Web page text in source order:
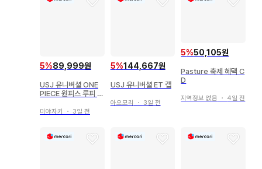
5%89,999원
USJ 유니버셜 ONE
PIECE 원피스 루피 밀
미야자키 ・ 3일 전
5%144,667원
USJ 유니버셜 ET 캡
아오모리 ・ 3일 전
5%50,105원
Pasture 축제 혜택 C
D
지역정보 없음 ・ 4일 전